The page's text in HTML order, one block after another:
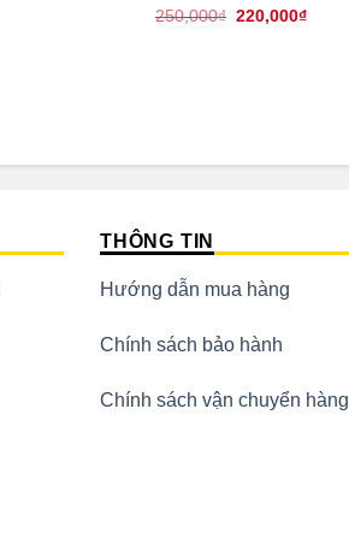
250,000₫ Giá
220,000₫Giá
THÔNG TIN
Hướng dẫn mua hàng
Chính sách bảo hành
Chính sách vận chuyển hàng